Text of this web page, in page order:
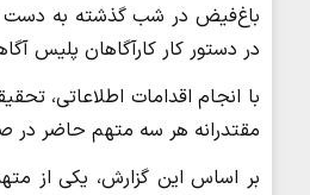
باغ‌فیض در شب گذشته به دست
در دستور کار کارآگاهان پلیس
با انجام اقدامات اطلاعاتی،
مقتدرانه هر سه متهم حاضر
بر اساس این گزارش، یکی از